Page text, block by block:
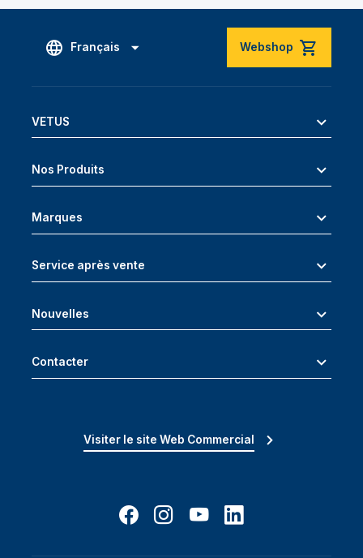
Français Webshop
VETUS
Nos Produits
Marques
Service après vente
Nouvelles
Contacter
Visiter le site Web Commercial